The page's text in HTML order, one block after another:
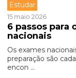
Estudar
15 maio 2026
6 passos para
nacionais
Os exames
preparação são
encon ...